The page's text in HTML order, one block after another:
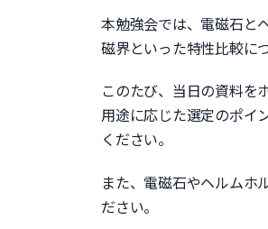
本勉強会では、電磁石と
磁界といった特性比較に
このたび、当日の資料を
用途に応じた選定のポイ
ください。
また、電磁石やヘルムホ
ださい。